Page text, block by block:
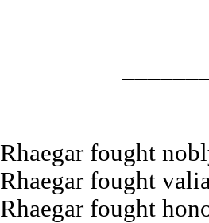
Rhaegar fought
Rhaegar fought
Rhaegar fought